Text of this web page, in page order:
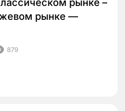
рынке –
рынке —
879